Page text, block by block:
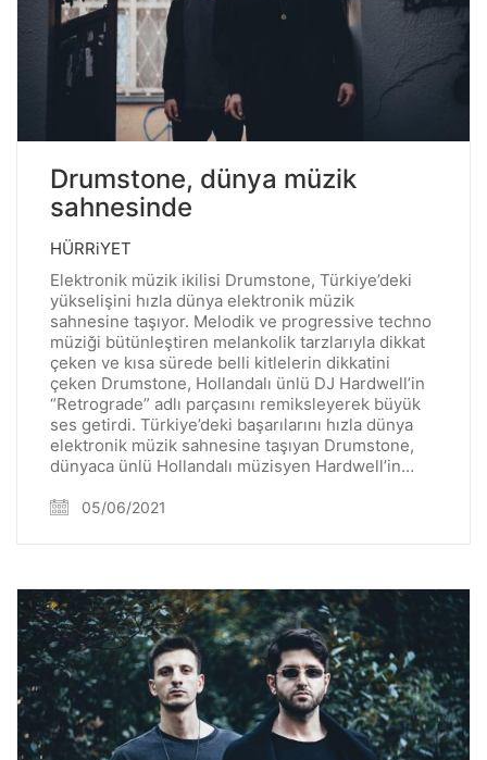
Drumstone, dünya müzik
sahnesinde
HÜRRiYET
Elektronik müzik ikilisi Drumstone, Türkiye’deki
yükselişini hızla dünya elektronik müzik
sahnesine taşıyor. Melodik ve progressive techno
müziği bütünleştiren melankolik tarzlarıyla dikkat
çeken ve kısa sürede belli kitlelerin dikkatini
çeken Drumstone, Hollandalı ünlü DJ Hardwell’in
“Retrograde” adlı parçasını remiksleyerek büyük
ses getirdi. Türkiye’deki başarılarını hızla dünya
elektronik müzik sahnesine taşıyan Drumstone,
dünyaca ünlü Hollandalı müzisyen Hardwell’in…
05/06/2021